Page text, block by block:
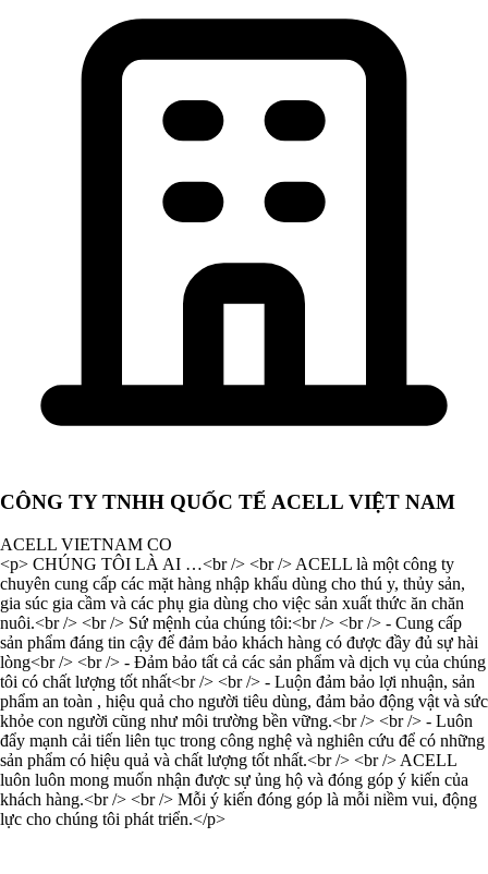
CÔNG TY TNHH QUỐC TẾ ACELL VIỆT NAM
ACELL VIETNAM CO
<p> CHÚNG TÔI LÀ AI …<br /> <br /> ACELL là một công ty
chuyên cung cấp các mặt hàng nhập khẩu dùng cho thú y, thủy sản,
gia súc gia cầm và các phụ gia dùng cho việc sản xuất thức ăn chăn
nuôi.<br /> <br /> Sứ mệnh của chúng tôi:<br /> <br /> - Cung cấp
sản phẩm đáng tin cậy để đảm bảo khách hàng có được đầy đủ sự hài
lòng<br /> <br /> - Đảm bảo tất cả các sản phẩm và dịch vụ của chúng
tôi có chất lượng tốt nhất<br /> <br /> - Luộn đảm bảo lợi nhuận, sản
phẩm an toàn , hiệu quả cho người tiêu dùng, đảm bảo động vật và sức
khỏe con người cũng như môi trường bền vững.<br /> <br /> - Luôn
đẩy mạnh cải tiến liên tục trong công nghệ và nghiên cứu để có những
sản phẩm có hiệu quả và chất lượng tốt nhất.<br /> <br /> ACELL
luôn luôn mong muốn nhận được sự ủng hộ và đóng góp ý kiến của
khách hàng.<br /> <br /> Mỗi ý kiến đóng góp là mỗi niềm vui, động
lực cho chúng tôi phát triển.</p>